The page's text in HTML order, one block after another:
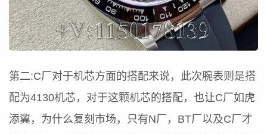
第二:C厂对于机芯方面的搭配来说，此次腕表则是搭
配为4130机芯，对于这颗机芯的搭配，也让C厂如虎
添翼，为什么复刻市场，只有N厂，BT厂以及C厂才